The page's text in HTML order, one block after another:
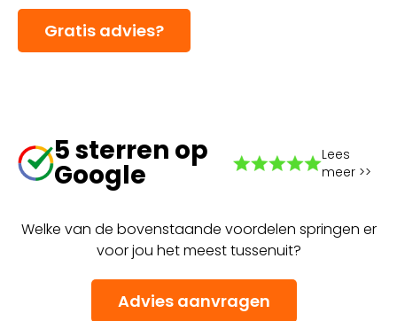
Gratis advies?
5 sterren op
Google
Lees
meer >>
Welke van de bovenstaande voordelen springen er
voor jou het meest tussenuit?
Advies aanvragen